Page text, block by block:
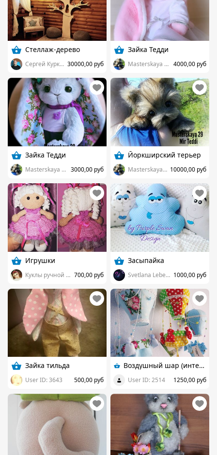
Стеллаж-дерево
Сергей Куркин 30000,00 руб
Зайка Тедди
Masterskaya 29 4000,00 руб
Зайка Тедди
Masterskaya 29 3000,00 руб
Йоркширский терьер
Masterskaya 29 10000,00 руб
Игрушки
Куклы ручной работы на заказ. 700,00 руб
Засыпайка
Svetlana Lebedeva 1000,00 руб
Зайка тильда
User ID: 3643 500,00 руб
Воздушный шар (интерьерная игрушка)
User ID: 2514 1250,00 руб